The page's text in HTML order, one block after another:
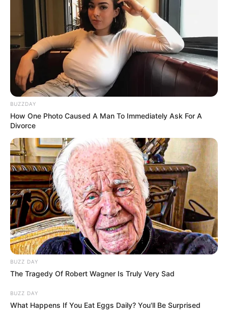
BUZZDAY
How One Photo Caused A Man To Immediately Ask For A
Divorce
BUZZ DAY
The Tragedy Of Robert Wagner Is Truly Very Sad
BUZZ DAY
What Happens If You Eat Eggs Daily? You'll Be Surprised